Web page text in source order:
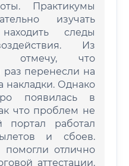
Практикумы
изучать
следы
Из
отмечу, что
перенесли на
накладки. Однако
появилась в
что проблем не
портал работал
и сбоев.
помогли отлично
аттестации.